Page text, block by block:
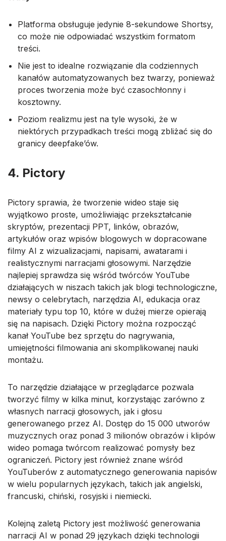
Platforma obsługuje jedynie 8-sekundowe Shortsy,
co może nie odpowiadać wszystkim formatom
treści.
Nie jest to idealne rozwiązanie dla codziennych
kanałów automatyzowanych bez twarzy, ponieważ
proces tworzenia może być czasochłonny i
kosztowny.
Poziom realizmu jest na tyle wysoki, że w
niektórych przypadkach treści mogą zbliżać się do
granicy deepfake’ów.
4. Pictory
Pictory sprawia, że tworzenie wideo staje się
wyjątkowo proste, umożliwiając przekształcanie
skryptów, prezentacji PPT, linków, obrazów,
artykułów oraz wpisów blogowych w dopracowane
filmy AI z wizualizacjami, napisami, awatarami i
realistycznymi narracjami głosowymi. Narzędzie
najlepiej sprawdza się wśród twórców YouTube
działających w niszach takich jak blogi technologiczne,
newsy o celebrytach, narzędzia AI, edukacja oraz
materiały typu top 10, które w dużej mierze opierają
się na napisach. Dzięki Pictory można rozpocząć
kanał YouTube bez sprzętu do nagrywania,
umiejętności filmowania ani skomplikowanej nauki
montażu.
To narzędzie działające w przeglądarce pozwala
tworzyć filmy w kilka minut, korzystając zarówno z
własnych narracji głosowych, jak i głosu
generowanego przez AI. Dostęp do 15 000 utworów
muzycznych oraz ponad 3 milionów obrazów i klipów
wideo pomaga twórcom realizować pomysły bez
ograniczeń. Pictory jest również znane wśród
YouTuberów z automatycznego generowania napisów
w wielu popularnych językach, takich jak angielski,
francuski, chiński, rosyjski i niemiecki.
Kolejną zaletą Pictory jest możliwość generowania
narracji AI w ponad 29 językach dzięki technologii